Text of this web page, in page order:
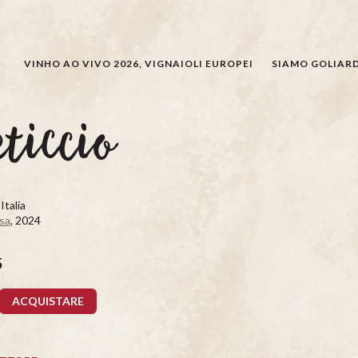
VINHO AO VIVO 2026, VIGNAIOLI EUROPEI SIAMO
, 2024
ACQUISTARE